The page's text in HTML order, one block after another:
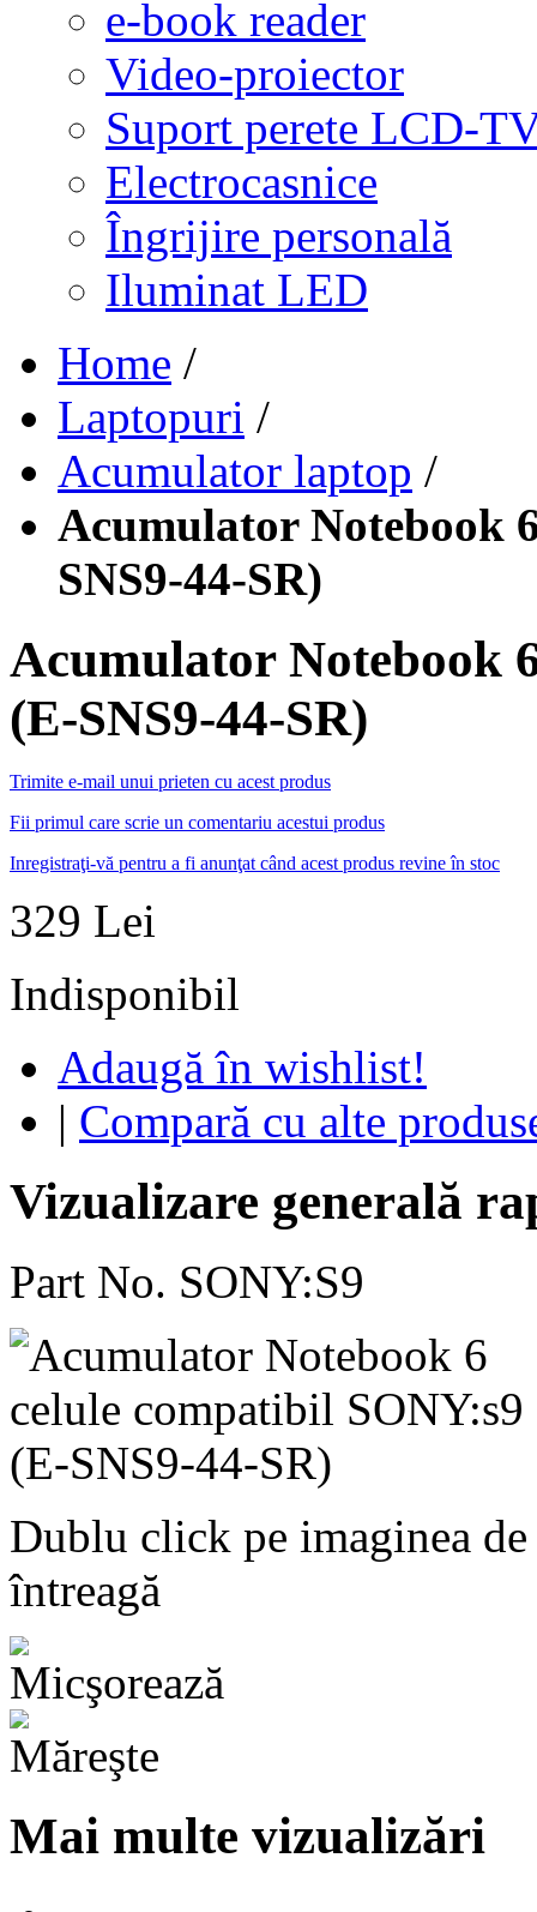
e-book reader
Video-proiector
Suport perete LCD-
Electrocasnice
Îngrijire personală
Iluminat LED
Home /
Laptopuri /
Acumulator laptop /
Acumulator Notebook
SNS9-44-SR)
Acumulator Notebook
(E-SNS9-44-SR)
Trimite e-mail unui prieten cu acest produs
Fii primul care scrie un comentariu acestui produs
Inregistraţi-vă pentru a fi anunţat când acest produs revine în stoc
329 Lei
Indisponibil
Adaugă în wishlist!
| Compară cu alte
Vizualizare generală
Part No. SONY:S9
Dublu click pe imaginea de
întreagă
Mai multe vizualizări